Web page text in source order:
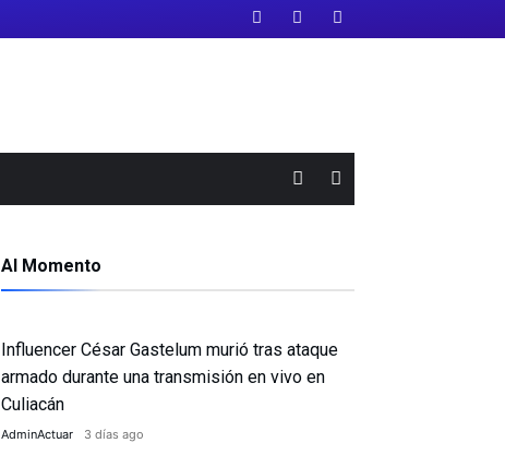
Al Momento
Influencer César Gastelum murió tras ataque
armado durante una transmisión en vivo en
Culiacán
AdminActuar 3 días ago